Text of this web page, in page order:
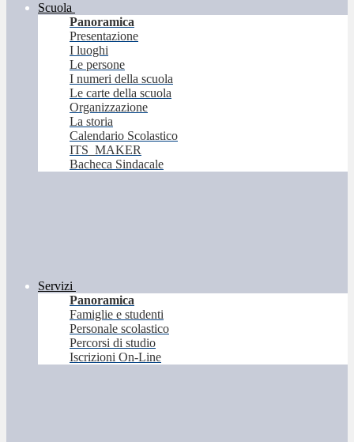
Scuola
Panoramica
Presentazione
I luoghi
Le persone
I numeri della scuola
Le carte della scuola
Organizzazione
La storia
Calendario Scolastico
ITS_MAKER
Bacheca Sindacale
Servizi
Panoramica
Famiglie e studenti
Personale scolastico
Percorsi di studio
Iscrizioni On-Line